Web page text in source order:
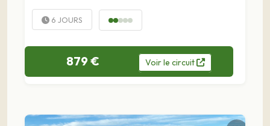
6 JOURS
879 € Voirle circuit